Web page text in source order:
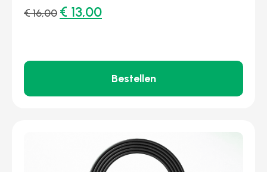
€16,00 € 13,00
Bestellen